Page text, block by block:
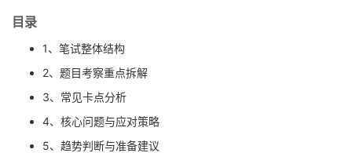
博
的
我
子
直
的
我
目录
1、笔试整体结构
2、题目考察重点拆解
3、常见卡点分析
4、核心问题与应对策略
5、趋势判断与准备建议